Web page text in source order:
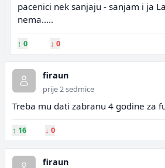
pacenici nek sanjaju - sanjam i ja
nema.....
↑ 0 ↓ 0
firaun
prije 2 sedmice
Treba mu dati zabranu 4 godine za
↑ 16 ↓ 0
firaun